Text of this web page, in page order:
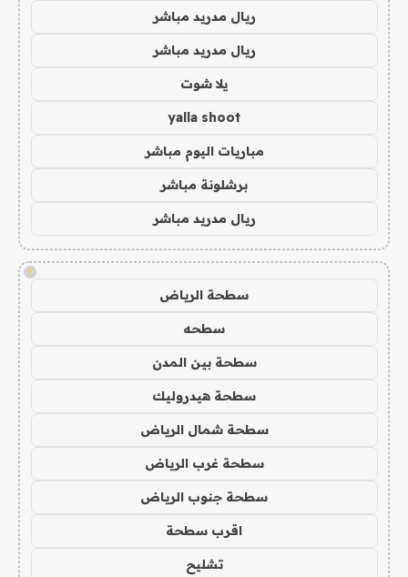
ريال مدريد مباشر
ريال مدريد مباشر
يلا شوت
yalla shoot
مباريات اليوم مباشر
برشلونة مباشر
ريال مدريد مباشر
!
سطحة الرياض
سطحه
سطحة بين المدن
سطحة هيدروليك
سطحة شمال الرياض
سطحة غرب الرياض
سطحة جنوب الرياض
اقرب سطحة
تشليح